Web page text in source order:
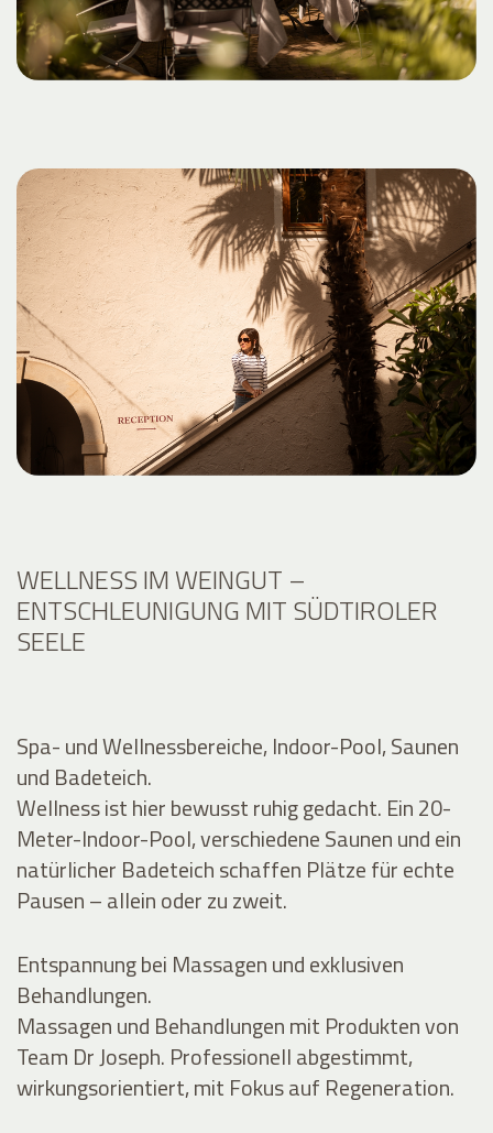
WELLNESS IM WEINGUT –
ENTSCHLEUNIGUNG MIT SÜDTIROLER
SEELE
Spa- und Wellnessbereiche, Indoor-Pool, Saunen
und Badeteich.
Wellness ist hier bewusst ruhig gedacht. Ein 20-
Meter-Indoor-Pool, verschiedene Saunen und ein
natürlicher Badeteich schaffen Plätze für echte
Pausen – allein oder zu zweit.
Entspannung bei Massagen und exklusiven
Behandlungen.
Massagen und Behandlungen mit Produkten von
Team Dr Joseph. Professionell abgestimmt,
wirkungsorientiert, mit Fokus auf Regeneration.